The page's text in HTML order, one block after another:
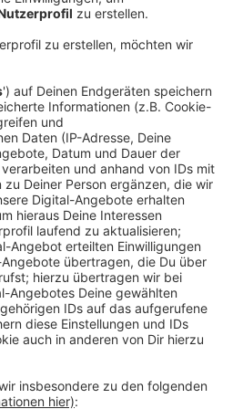
als einem Jahr. Bei uns am
Jahr sechs Geldautomaten
waren es deutlich
konnte in rund einem Jahr
- hauptsächlich aus
sind die Fälle von
um etwa 15 Prozent
haben zum Beispiel
Automaten durchgeführt:
prüfen, die viele Banken in
Die machen das Geld
- allerdings gibt es